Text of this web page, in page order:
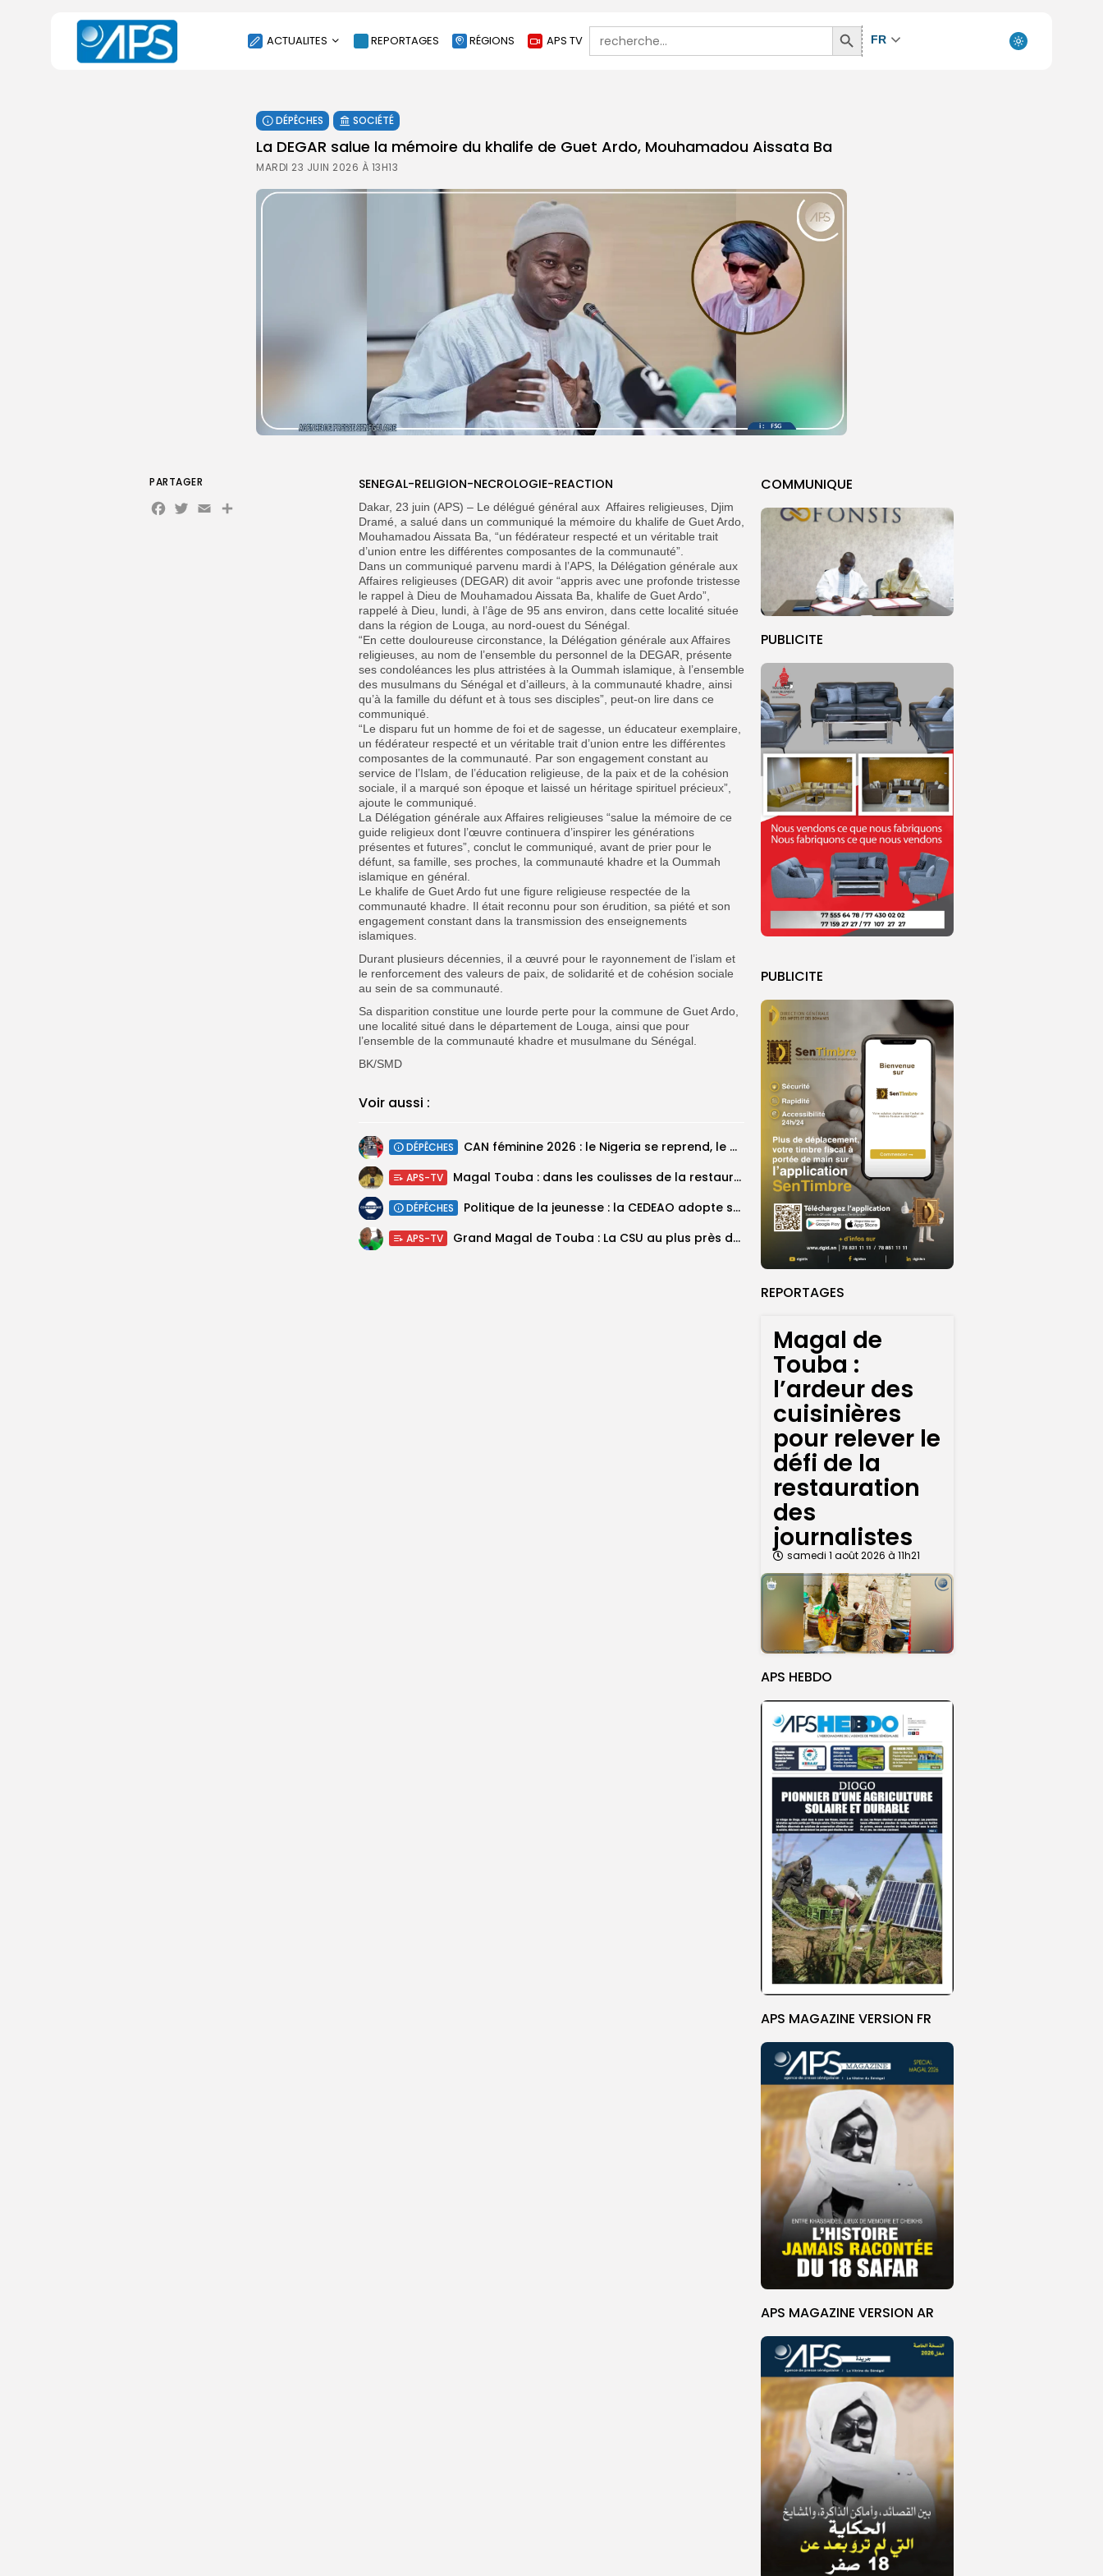
ACTUALITES
SOCIÉTÉ
ÉCONOMIE
CULTURE
SPORT
REPORTAGES RÉGIONS APS TV
Search
for:
Search
Button
FR
DÉPÊCHES SOCIÉTÉ
La DEGAR salue la mémoire du khalife de Guet Ardo, Mouhamadou Aissata Ba
MARDI 23 JUIN 2026 À 13H13
COMMUNIQUE
PUBLICITE
PUBLICITE
REPORTAGES
Magal de
Touba :
l’ardeur des
cuisinières
pour relever le
défi de la
restauration
des
journalistes
samedi 1 août 2026 à 11h21
APS HEBDO
APS MAGAZINE VERSION FR
APS MAGAZINE VERSION AR
SENEGAL-RELIGION-NECROLOGIE-REACTION
Dakar, 23 juin (APS) – Le délégué général aux Affaires religieuses, Djim
Dramé, a salué dans un communiqué la mémoire du khalife de Guet Ardo,
Mouhamadou Aissata Ba, “un fédérateur respecté et un véritable trait
d’union entre les différentes composantes de la communauté”.
Dans un communiqué parvenu mardi à l’APS, la Délégation générale aux
Affaires religieuses (DEGAR) dit avoir “appris avec une profonde tristesse
le rappel à Dieu de Mouhamadou Aissata Ba, khalife de Guet Ardo”,
rappelé à Dieu, lundi, à l’âge de 95 ans environ, dans cette localité située
dans la région de Louga, au nord-ouest du Sénégal.
“En cette douloureuse circonstance, la Délégation générale aux Affaires
religieuses, au nom de l’ensemble du personnel de la DEGAR, présente
ses condoléances les plus attristées à la Oummah islamique, à l’ensemble
des musulmans du Sénégal et d’ailleurs, à la communauté khadre, ainsi
qu’à la famille du défunt et à tous ses disciples”, peut-on lire dans ce
communiqué.
“Le disparu fut un homme de foi et de sagesse, un éducateur exemplaire,
un fédérateur respecté et un véritable trait d’union entre les différentes
composantes de la communauté. Par son engagement constant au
service de l’Islam, de l’éducation religieuse, de la paix et de la cohésion
sociale, il a marqué son époque et laissé un héritage spirituel précieux”,
ajoute le communiqué.
La Délégation générale aux Affaires religieuses “salue la mémoire de ce
guide religieux dont l’œuvre continuera d’inspirer les générations
présentes et futures”, conclut le communiqué, avant de prier pour le
défunt, sa famille, ses proches, la communauté khadre et la Oummah
islamique en général.
Le khalife de Guet Ardo fut une figure religieuse respectée de la
communauté khadre. Il était reconnu pour son érudition, sa piété et son
engagement constant dans la transmission des enseignements
islamiques.
Durant plusieurs décennies, il a œuvré pour le rayonnement de l’islam et
le renforcement des valeurs de paix, de solidarité et de cohésion sociale
au sein de sa communauté.
Sa disparition constitue une lourde perte pour la commune de Guet Ardo,
une localité situé dans le département de Louga, ainsi que pour
l’ensemble de la communauté khadre et musulmane du Sénégal.
BK/SMD
Voir aussi :
DÉPÊCHES ‎CAN féminine 2026 : le Nigeria se reprend, le Malawi surprend encore...
APS-TV Magal Touba : dans les coulisses de la restauration de la presse...
DÉPÊCHES Politique de la jeunesse : la CEDEAO adopte son plan d’actions stratégiques...
APS-TV Grand Magal de Touba : La CSU au plus près des pèlerins
PARTAGER
Facebook
Twitter
EmailPartager